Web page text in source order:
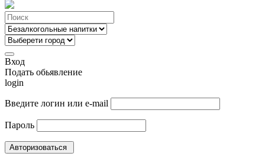
Вход
Подать обьявление
login
Введите логин или e-mail
Пароль